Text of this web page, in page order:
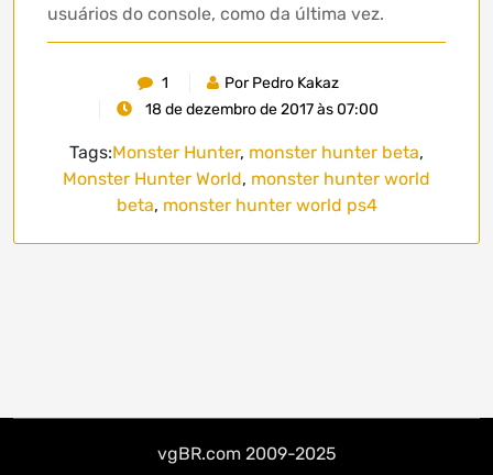
usuários do console, como da última vez.
1
Por Pedro Kakaz
18 de dezembro de 2017 às 07:00
Tags:Monster Hunter, monster hunter beta,
Monster Hunter World, monster hunter world
beta, monster hunter world ps4
vgBR.com 2009-2025